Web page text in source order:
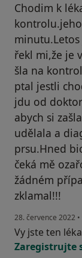
Chodim k
řekl mi,že je
šla na
ptal jestli
jdu od
abych si
udělala a
prsu.Hned
čeká mě
žádném
zklamal!!!
28. července 2022 •
Vy jste ten
Zaregistrujte